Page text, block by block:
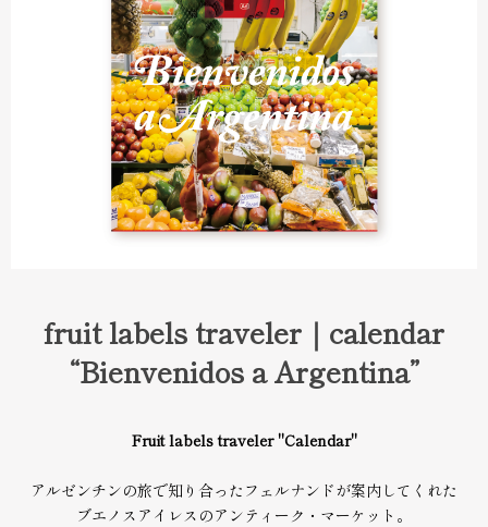
fruit labels traveler｜calendar
“Bienvenidos a Argentina”
Fruit labels traveler "Calendar"
アルゼンチンの旅で知り合ったフェルナンドが案内してくれた
ブエノスアイレスのアンティーク・マーケット。